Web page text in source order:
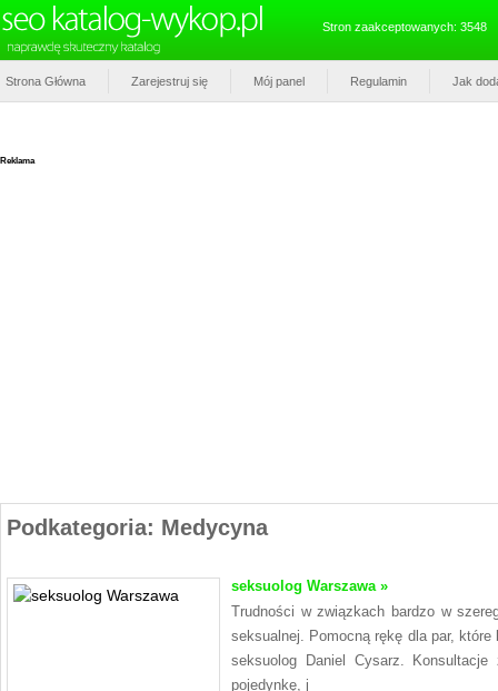
Stron zaakceptowanych: 3548
Strona Główna Zarejestruj się Mój panel Regulamin Jak
Reklama
Podkategoria: Medycyna
seksuolog Warszawa »
Trudności w związkach bardzo w
seksualnej. Pomocną rękę dla par,
seksuolog Daniel Cysarz.
pojedynkę, j